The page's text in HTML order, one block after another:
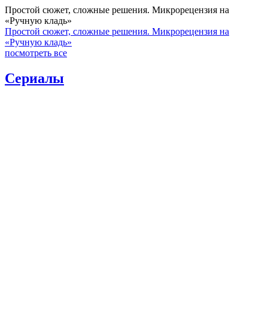
Простой сюжет, сложные решения. Микрорецензия на
«Ручную кладь»
Простой сюжет, сложные решения. Микрорецензия на
«Ручную кладь»
посмотреть все
Сериалы